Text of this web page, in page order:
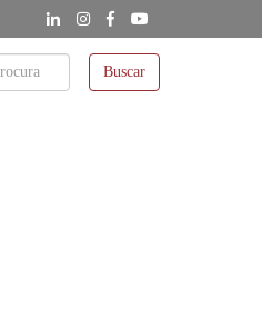
Buscar